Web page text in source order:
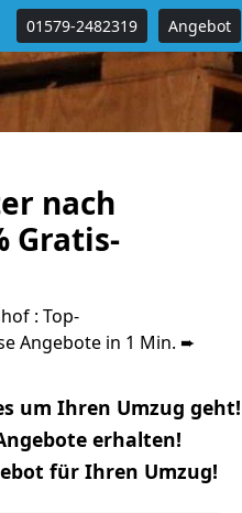
01579-2482319 Angebot
nach
Gratis-
: Top-
Angebote in 1 Min. ➨
um Ihren Umzug geht!
erhalten!
für Ihren Umzug!